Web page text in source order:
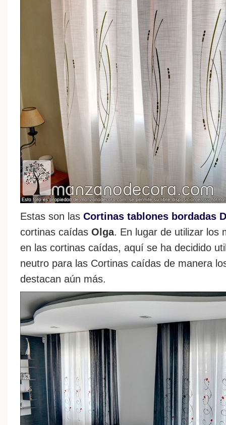
Estas son las Cortinas tablones bordadas
cortinas caídas Olga. En lugar de utilizar los
en las cortinas caídas, aquí se ha decidido
neutro para las Cortinas caídas de manera
destacan aún más.